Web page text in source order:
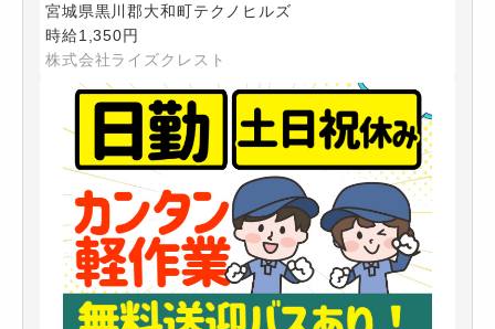
宮城県黒川郡大和町テクノヒルズ
時給1,350円
株式会社ライズクレスト